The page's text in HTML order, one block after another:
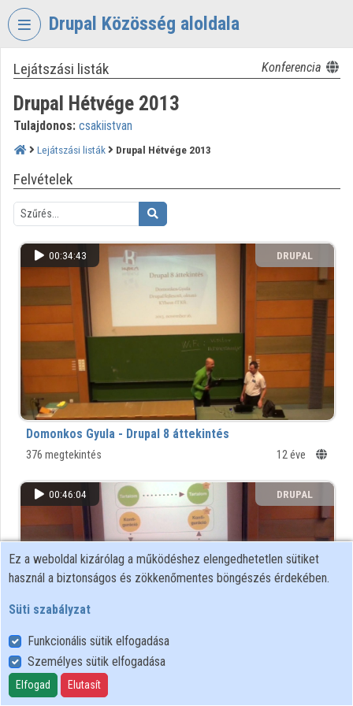
Fejléc kihagyása
Drupal Közösség aloldala
VIDEOTORIUM
DRUPAL
KÖZÖSSÉG
Kategóriák
Intézményi listák
Intézmények
Közreműködők
Lejátszási listák Konferencia
Drupal Hétvége 2013
Tulajdonos: csakiistvan
Lejátszási listák Drupal Hétvége 2013
Felvételek
00:34:43
DRUPAL
KÖZÖSSÉG
Domonkos Gyula - Drupal 8 áttekintés
376 megtekintés 12 éve
00:46:04
DRUPAL
KÖZÖSSÉG
Hojtsy Gábor - A Drupal 8 konfigurációt kezelő
rendszere
Ez a weboldal kizárólag a működéshez elengedhetetlen sütiket
használ a biztonságos és zökkenőmentes böngészés érdekében.
Süti szabályzat
Funkcionális sütik elfogadása
Személyes sütik elfogadása
Elfogad Elutasít